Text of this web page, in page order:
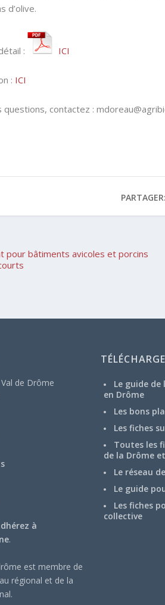
d’olive.
: ICI
: ICI
questions, contactez :
PARTAGER:
pour bâtiments avicoles et porcins
de Drôme
à
.
est membre de
régional et de la
Le guide
en Drôme
Les bons
Les fiches
Toutes les
de la Drôme
Le réseau
Le guide
Les fiches
collective